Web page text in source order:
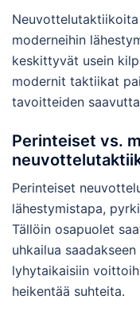
moderneihin
keskittyvät usein
modernit taktiikat
tavoitteiden
Perinteiset vs.
Perinteiset
lähestymistapa,
Tällöin osapuolet
uhkailua
lyhytaikaisiin
heikentää suhteita.